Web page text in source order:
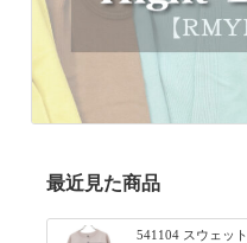
最近見た商品
541104 スウェット